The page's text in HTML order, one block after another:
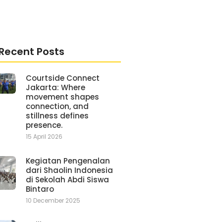
Posts
Courtside Connect
Jakarta: Where
movement shapes
connection, and
stillness defines
presence.
15 April 2026
Kegiatan Pengenalan
dari Shaolin Indonesia
di Sekolah Abdi Siswa
Bintaro
10 December 2025